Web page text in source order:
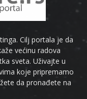
Cilj portala je da
većinu radova
sveta. Uživajte u
koje pripremamo
da pronađete na